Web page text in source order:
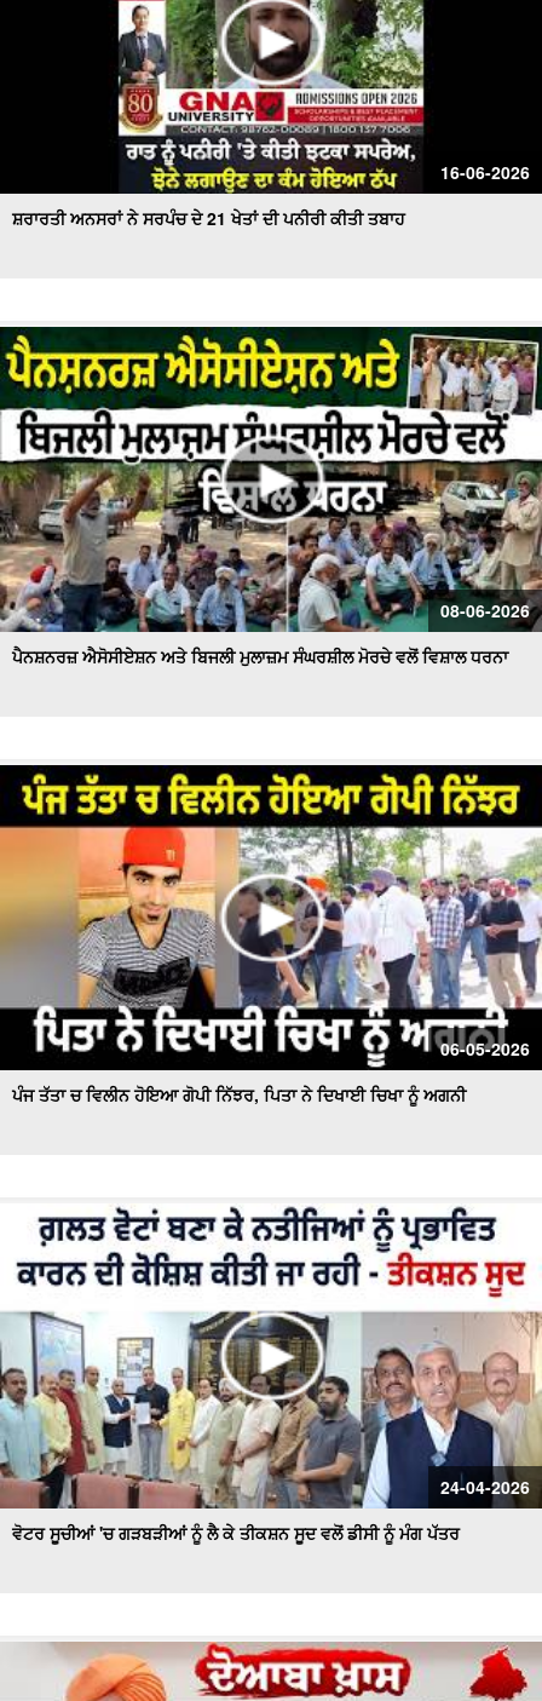
16-06-2026
ਸ਼ਰਾਰਤੀ ਅਨਸਰਾਂ ਨੇ ਸਰਪੰਚ ਦੇ 21 ਖੇਤਾਂ ਦੀ ਪਨੀਰੀ ਕੀਤੀ ਤਬਾਹ
08-06-2026
ਪੈਨਸ਼ਨਰਜ਼ ਐਸੋਸੀਏਸ਼ਨ ਅਤੇ ਬਿਜਲੀ ਮੁਲਾਜ਼ਮ ਸੰਘਰਸ਼ੀਲ ਮੋਰਚੇ ਵਲੋਂ ਵਿਸ਼ਾਲ ਧਰਨਾ
06-05-2026
ਪੰਜ ਤੱਤਾ ਚ ਵਿਲੀਨ ਹੋਇਆ ਗੋਪੀ ਨਿੱਝਰ, ਪਿਤਾ ਨੇ ਦਿਖਾਈ ਚਿਖਾ ਨੂੰ ਅਗਨੀ
24-04-2026
ਵੋਟਰ ਸੂਚੀਆਂ 'ਚ ਗੜਬੜੀਆਂ ਨੂੰ ਲੈ ਕੇ ਤੀਕਸ਼ਨ ਸੂਦ ਵਲੋਂ ਡੀਸੀ ਨੂੰ ਮੰਗ ਪੱਤਰ